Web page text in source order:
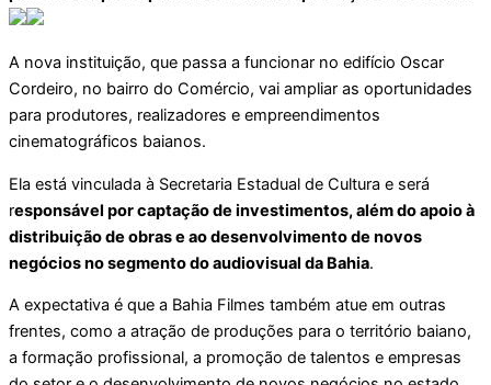
A nova instituição, que passa a funcionar no edifício Oscar
Cordeiro, no bairro do Comércio, vai ampliar as oportunidades
para produtores, realizadores e empreendimentos
cinematográficos baianos.
Ela está vinculada à Secretaria Estadual de Cultura e será
responsável por captação de investimentos, além do apoio à
distribuição de obras e ao desenvolvimento de novos
negócios no segmento do audiovisual da Bahia.
A expectativa é que a Bahia Filmes também atue em outras
frentes, como a atração de produções para o território baiano,
a formação profissional, a promoção de talentos e empresas